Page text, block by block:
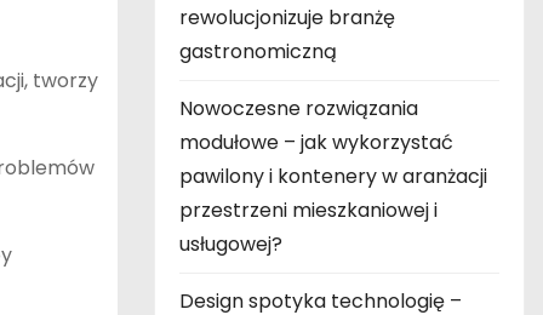
tworzy
rewolucjonizuje branżę
gastronomiczną
Nowoczesne rozwiązania
modułowe – jak wykorzystać
pawilony i kontenery w aranżacji
przestrzeni mieszkaniowej i
usługowej?
Design spotyka technologię –